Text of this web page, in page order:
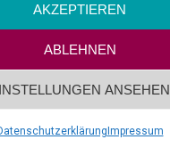
AKZEPTIEREN
ABLEHNEN
ANSEHEN
Impressum